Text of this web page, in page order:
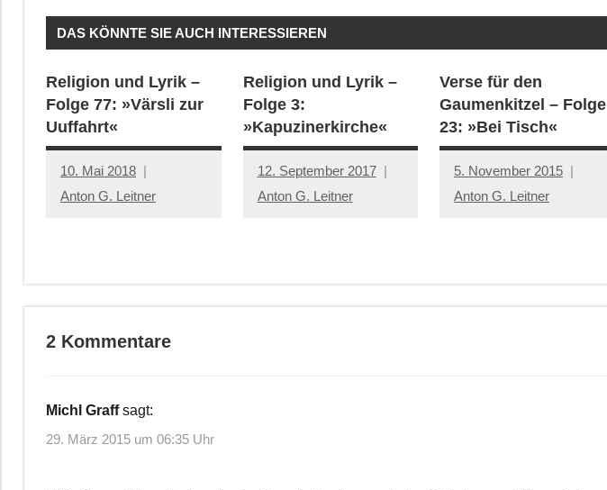
DAS KÖNNTE SIE AUCH INTERESSIEREN
Religion und Lyrik –
Folge 77: »Värsli zur
Uuffahrt«
10. Mai 2018
Anton G. Leitner
Religion und Lyrik –
Folge 3:
»Kapuzinerkirche«
12. September 2017
Anton G. Leitner
Verse für den
Gaumenkitzel – Folge
23: »Bei Tisch«
5. November 2015
Anton G. Leitner
2 Kommentare
Michl Graff sagt:
29. März 2015 um 06:35 Uhr